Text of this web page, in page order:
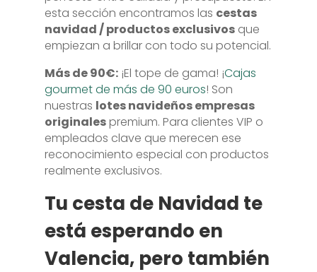
esta sección encontramos las cestas
navidad / productos exclusivosque
empiezan a brillar con todo su potencial.
Más de 90€:¡El tope de gama! ¡Cajas
gourmet de más de 90 euros! Son
nuestras lotes navideños empresas
originalespremium. Para clientes VIP o
empleados clave que merecen ese
reconocimiento especial con productos
realmente exclusivos.
Tu cesta de Navidad te
está esperando en
Valencia, pero también